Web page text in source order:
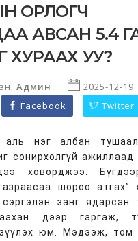
ОРЛОГЧ
АВСАН 5.4
ХУРААХ УУ?
Админ
2025-12-19
Facebook Twitter
аль нэг албан
сонирхолгүй ажиллаад
ховорджээ.
шороо атгах”
сэргэлэн занг ядарсан
дээр гаргаж,
юм. Мэдээж, том